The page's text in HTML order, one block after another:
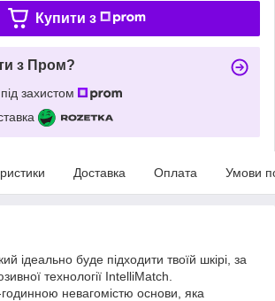
Купити з
з Пром?
захистом
Доставка Оплата Умови
ідеально буде підходити твоїй шкірі, за
технології IntelliMatch.
невагомістю основи, яка